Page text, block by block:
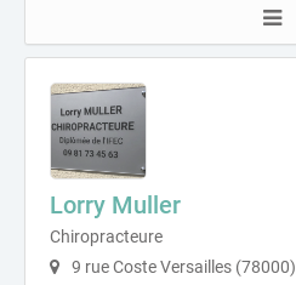
Lorry Muller
Chiropracteure
9 rue Coste Versailles (78000)